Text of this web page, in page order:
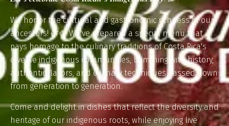
We honor the cultural and gastronomic richness of our
ancestors! 🌿🍲 We've prepared a special menu that
pays homage to the culinary traditions of Costa Rica's
diverse indigenous communities, brimming with history,
authentic flavors, and culinary techniques passed down
from generation to generation.
Come and delight in dishes that reflect the diversity and
heritage of our indigenous roots, while enjoying live